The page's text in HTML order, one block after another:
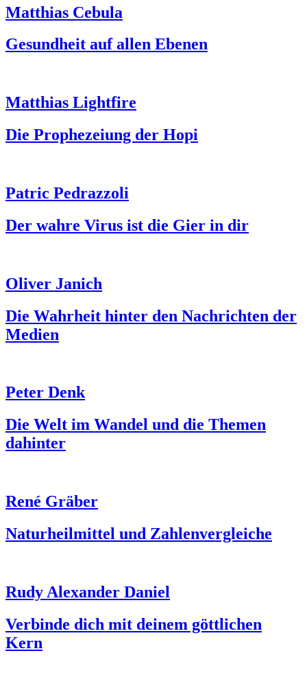
Matthias Cebula
Gesundheit auf allen Ebenen
Matthias Lightfire
Die Prophezeiung der Hopi
Patric Pedrazzoli
Der wahre Virus ist die Gier in dir
Oliver Janich
Die Wahrheit hinter den Nachrichten der
Medien
Peter Denk
Die Welt im Wandel und die Themen
dahinter
René Gräber
Naturheilmittel und Zahlenvergleiche
Rudy Alexander Daniel
Verbinde dich mit deinem göttlichen
Kern